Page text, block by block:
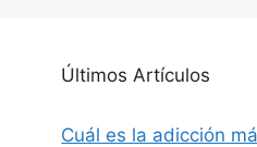
Últimos Artículos
Cuál es la adicción